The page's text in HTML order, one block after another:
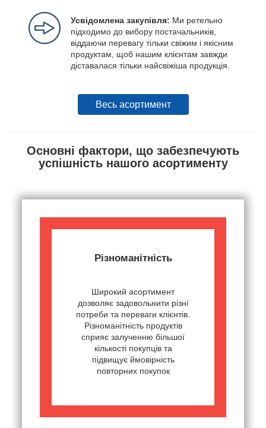
Усвідомлена закупівля: Ми ретельно
підходимо до вибору постачальників,
віддаючи перевагу тільки свіжим і якісним
продуктам, щоб нашим клієнтам завжди
діставалася тільки найсвіжіша продукція.
Весь асортимент
Основні фактори, що забезпечують
успішність нашого асортименту
Різноманітність
Широкий асортимент
дозволяє задовольнити різні
потреби та переваги клієнтів.
Різноманітність продуктів
сприяє залученню більшої
кількості покупців та
підвищує ймовірність
повторних покупок